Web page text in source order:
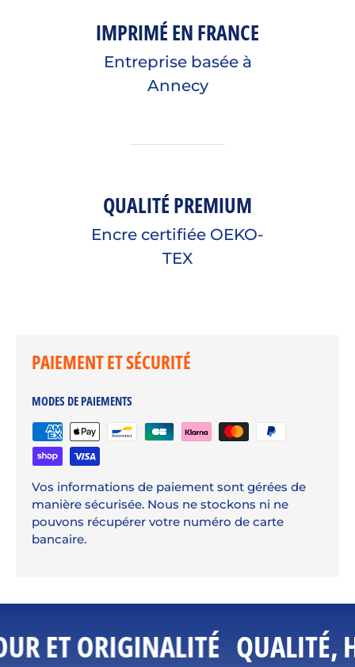
IMPRIMÉ EN FRANCE
Entreprise basée à
Annecy
QUALITÉ PREMIUM
Encre certifiée OEKO-
TEX
PAIEMENT ET SÉCURITÉ
MODES DE PAIEMENTS
Vos informations de paiement sont gérées de
manière sécurisée. Nous ne stockons ni ne
pouvons récupérer votre numéro de carte
bancaire.
ET ORIGINALITÉ QUALITÉ,